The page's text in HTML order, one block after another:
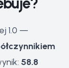
1.0 —
58.8